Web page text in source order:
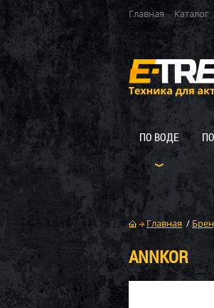
Главная Каталог
ПО ВОДЕ
Главная /
ANNKOR